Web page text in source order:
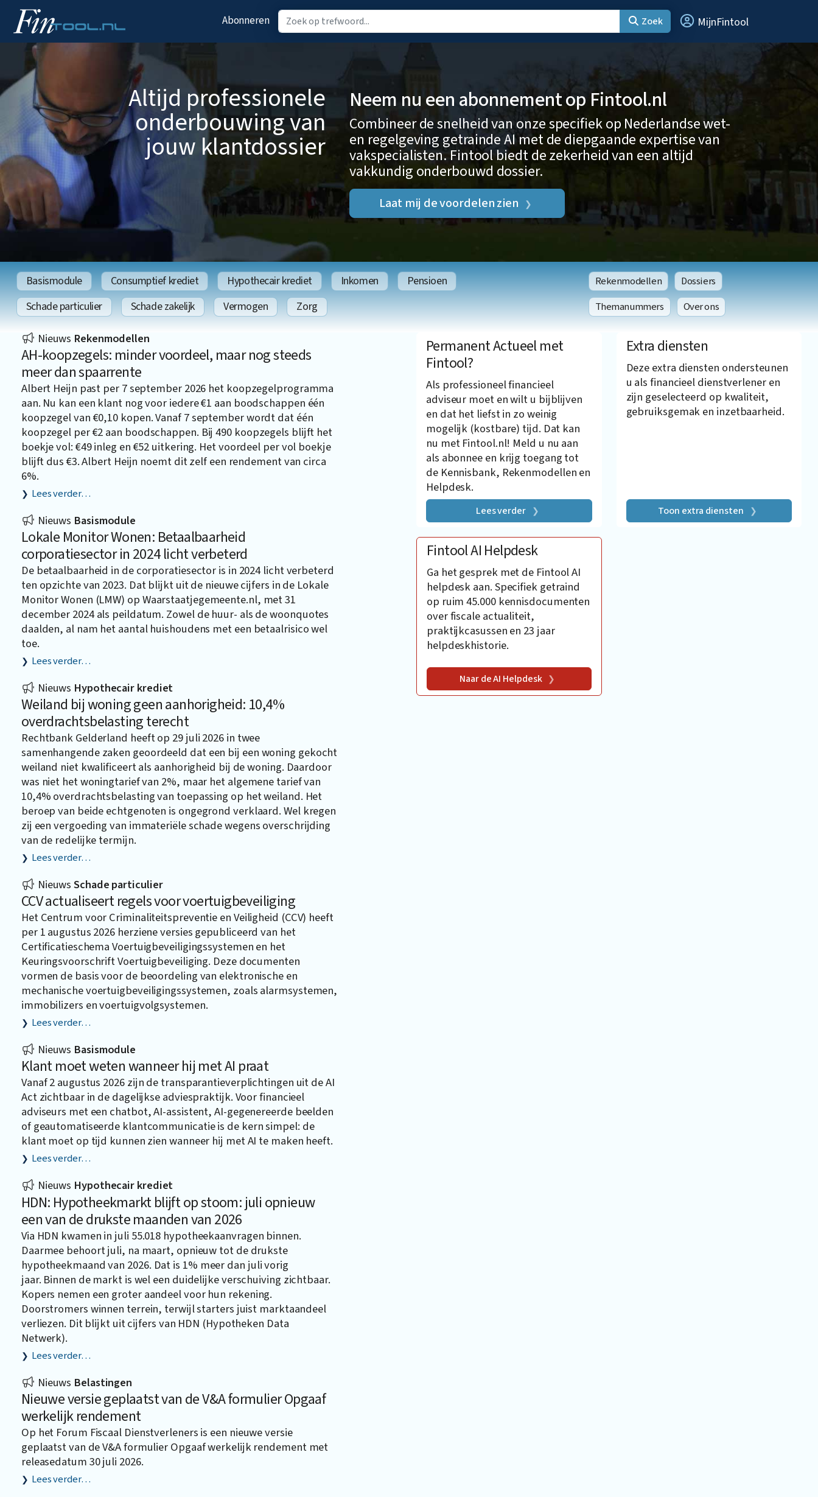
Abonneren Zoek MijnFintool
Altijd professionele
onderbouwing van
jouw klantdossier
Neem nu een abonnement op Fintool.nl
Combineer de snelheid van onze specifiek op Nederlandse wet-
en regelgeving getrainde AI met de diepgaande expertise van
vakspecialisten. Fintool biedt de zekerheid van een altijd
vakkundig onderbouwd dossier.
Laat mij de voordelen zien
Basismodule Consumptief krediet Hypothecair krediet Inkomen
Pensioen
Schade particulier
Schade zakelijk Vermogen Zorg
Rekenmodellen
Dossiers
Themanummers
Over ons
Nieuws Rekenmodellen
AH-koopzegels: minder voordeel, maar nog steeds
meer dan spaarrente
Albert Heijn past per 7 september 2026 het koopzegelprogramma
aan. Nu kan een klant nog voor iedere €1 aan boodschappen één
koopzegel van €0,10 kopen. Vanaf 7 september wordt dat één
koopzegel per €2 aan boodschappen. Bij 490 koopzegels blijft het
boekje vol: €49 inleg en €52 uitkering. Het voordeel per vol boekje
blijft dus €3. Albert Heijn noemt dit zelf een rendement van circa
6%.
Lees verder…
Nieuws Basismodule
Lokale Monitor Wonen: Betaalbaarheid
corporatiesector in 2024 licht verbeterd
De betaalbaarheid in de corporatiesector is in 2024 licht verbeterd
ten opzichte van 2023. Dat blijkt uit de nieuwe cijfers in de Lokale
Monitor Wonen (LMW) opWaarstaatjegemeente.nl, met 31
december 2024 als peildatum. Zowel de huur- als de woonquotes
daalden, al nam het aantal huishoudens met een betaalrisico wel
toe.
Lees verder…
Nieuws Hypothecair krediet
Weiland bij woning geen aanhorigheid: 10,4%
overdrachtsbelasting terecht
Rechtbank Gelderland heeft op 29 juli 2026 in twee
samenhangende zaken geoordeeld dat een bij een woning gekocht
weiland niet kwalificeert als aanhorigheid bij de woning. Daardoor
was niet het woningtarief van 2%, maar het algemene tarief van
10,4% overdrachtsbelasting van toepassing op het weiland. Het
beroep van beide echtgenoten is ongegrond verklaard. Wel kregen
zij een vergoeding van immateriële schade wegens overschrijding
van de redelijke termijn.
Lees verder…
NieuwsSchade particulier
CCV actualiseert regels voor voertuigbeveiliging
Het Centrum voor Criminaliteitspreventie en Veiligheid (CCV) heeft
per 1 augustus 2026 herziene versies gepubliceerd van het
Certificatieschema Voertuigbeveiligingssystemen en het
Keuringsvoorschrift Voertuigbeveiliging. Deze documenten
vormen de basis voor de beoordeling van elektronische en
mechanische voertuigbeveiligingssystemen, zoals alarmsystemen,
immobilizers en voertuigvolgsystemen.
Lees verder…
Nieuws Basismodule
Klant moet weten wanneer hij met AI praat
Vanaf 2 augustus 2026 zijn de transparantieverplichtingen uit de AI
Act zichtbaar in de dagelijkse adviespraktijk. Voor financieel
adviseurs met een chatbot, AI-assistent, AI-gegenereerde beelden
of geautomatiseerde klantcommunicatie is de kern simpel: de
klant moet op tijd kunnen zien wanneer hij met AI te maken heeft.
Lees verder…
Nieuws Hypothecair krediet
HDN: Hypotheekmarkt blijft op stoom: juli opnieuw
een van de drukste maanden van 2026
Via HDN kwamen in juli 55.018 hypotheekaanvragen binnen.
Daarmee behoort juli, na maart, opnieuw tot de drukste
hypotheekmaand van 2026. Dat is 1% meer dan juli vorig
jaar. Binnen de markt is wel een duidelijke verschuiving zichtbaar.
Kopers nemen een groter aandeel voor hun rekening.
Doorstromers winnen terrein, terwijl starters juist marktaandeel
verliezen. Dit blijkt uit cijfers van HDN (Hypotheken Data
Netwerk).
Lees verder…
Nieuws Belastingen
Nieuwe versie geplaatst van de V&A formulier Opgaaf
werkelijk rendement
Op het Forum Fiscaal Dienstverleners is een nieuwe versie
geplaatst van de V&A formulier Opgaaf werkelijk rendement met
releasedatum 30 juli 2026.
Lees verder…
Permanent Actueel met
Fintool?
Als professioneel financieel
adviseur moet en wilt u bijblijven
en dat het liefst in zo weinig
mogelijk (kostbare) tijd. Dat kan
nu met Fintool.nl! Meld u nu aan
als abonnee en krijg toegang tot
de Kennisbank, Rekenmodellen en
Helpdesk.
Lees verder
Extra diensten
Deze extra diensten ondersteunen
u als financieel dienstverlener en
zijn geselecteerd op kwaliteit,
gebruiksgemak en inzetbaarheid.
Toon extra diensten
Fintool AI Helpdesk
Ga het gesprek met de Fintool AI
helpdesk aan. Specifiek getraind
op ruim 45.000 kennisdocumenten
over fiscale actualiteit,
praktijkcasussen en 23 jaar
helpdeskhistorie.
Naar de AI Helpdesk